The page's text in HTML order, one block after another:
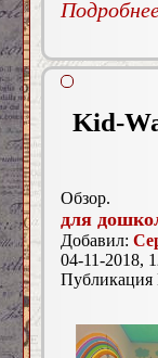
Kid-
Обзор.
для
Добавил:
04-11-2018,